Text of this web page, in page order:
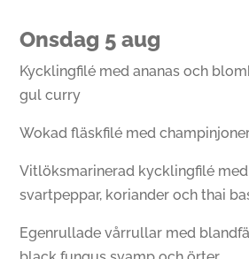
Onsdag 5 aug
Kycklingfilé med ananas och
gul curry
Wokad fläskfilé med
Vitlöksmarinerad kycklingfilé
svartpeppar, koriander och thai
Egenrullade vårrullar med